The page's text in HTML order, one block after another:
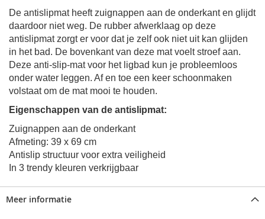
De antislipmat heeft zuignappen aan de onderkant en glijdt
daardoor niet weg. De rubber afwerklaag op deze
antislipmat zorgt er voor dat je zelf ook niet uit kan glijden
in het bad. De bovenkant van deze mat voelt stroef aan.
Deze anti-slip-mat voor het ligbad kun je probleemloos
onder water leggen. Af en toe een keer schoonmaken
volstaat om de mat mooi te houden.
Eigenschappen van de antislipmat:
Zuignappen aan de onderkant
Afmeting: 39 x 69 cm
Antislip structuur voor extra veiligheid
In 3 trendy kleuren verkrijgbaar
Meer informatie